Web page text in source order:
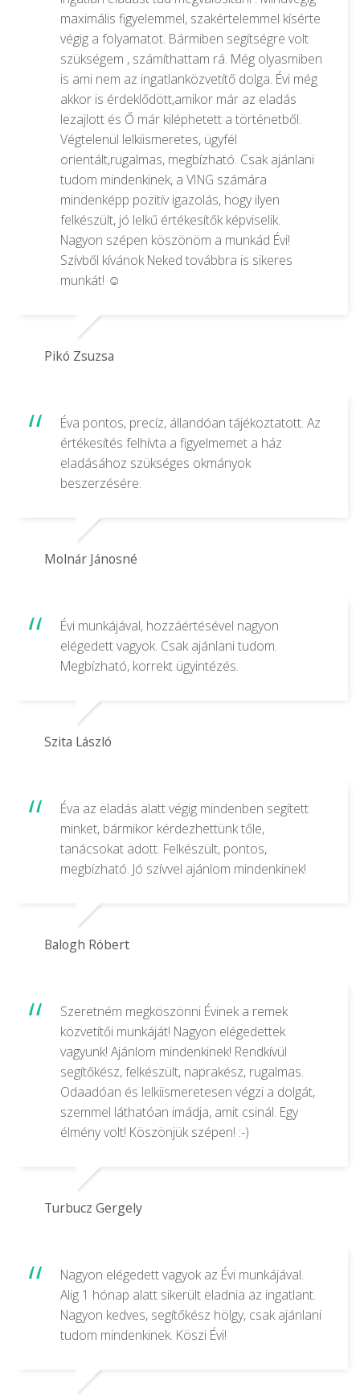
maximális figyelemmel, szakértelemmel kísérte
végig a folyamatot. Bármiben segítségre volt
szükségem , számíthattam rá. Még olyasmiben
is ami nem az ingatlanközvetítő dolga. Évi még
akkor is érdeklődött,amikor már az eladás
lezajlott és Ő már kiléphetett a történetből.
Végtelenül lelkiismeretes, ügyfél
orientált,rugalmas, megbízható. Csak ajánlani
tudom mindenkinek, a VING számára
mindenképp pozitív igazolás, hogy ilyen
felkészült, jó lelkű értékesítők képviselik.
Nagyon szépen köszönöm a munkád Évi!
Szívből kívánok Neked továbbra is sikeres
munkát! ☺️
Pikó Zsuzsa
Éva pontos, precíz, állandóan tájékoztatott. Az
értékesítés felhívta a figyelmemet a ház
eladásához szükséges okmányok
beszerzésére.
Molnár Jánosné
Évi munkájával, hozzáértésével nagyon
elégedett vagyok. Csak ajánlani tudom.
Megbízható, korrekt ügyintézés.
Szita László
Éva az eladás alatt végig mindenben segített
minket, bármikor kérdezhettünk tőle,
tanácsokat adott. Felkészült, pontos,
megbízható. Jó szívvel ajánlom mindenkinek!
Balogh Róbert
Szeretném megköszönni Évinek a remek
közvetítői munkáját! Nagyon elégedettek
vagyunk! Ajánlom mindenkinek! Rendkívül
segítőkész, felkészült, naprakész, rugalmas.
Odaadóan és lelkiismeretesen végzi a dolgát,
szemmel láthatóan imádja, amit csinál. Egy
élmény volt! Köszönjük szépen! :-)
Turbucz Gergely
Nagyon elégedett vagyok az Évi munkájával.
Alig 1 hónap alatt sikerült eladnia az ingatlant.
Nagyon kedves, segítőkész hölgy, csak ajánlani
tudom mindenkinek. Köszi Évi!